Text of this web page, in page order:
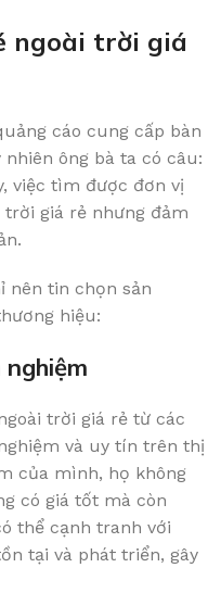
ngoài trời giá
cáo cung cấp bàn
ông bà ta có câu:
việc tìm được đơn vị
trời giá rẻ nhưng đảm
nên tin chọn sản
hiệu:
nghiệm
trời giá rẻ từ các
và uy tín trên thị
của mình, họ không
có giá tốt mà còn
thể cạnh tranh với
tại và phát triển, gây